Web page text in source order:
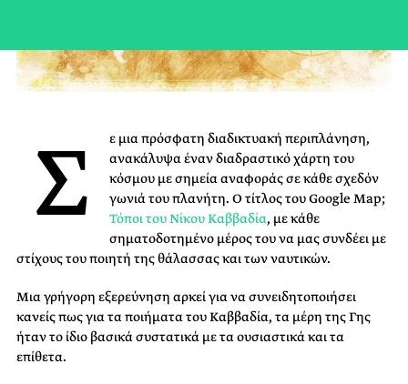
Σ
ε μια πρόσφατη διαδικτυακή περιπλάνηση,
ανακάλυψα έναν διαδραστικό χάρτη του
κόσμου με σημεία αναφοράς σε κάθε σχεδόν
γωνιά του πλανήτη. Ο τίτλος του Google Map;
Τόποι του Νίκου Καββαδία, με κάθε
σηματοδοτημένο μέρος του να μας συνδέει με
στίχους του ποιητή της θάλασσας και των ναυτικών.
Μια γρήγορη εξερεύνηση αρκεί για να συνειδητοποιήσει
κανείς πως για τα ποιήματα του Καββαδία, τα μέρη της Γης
ήταν το ίδιο βασικά συστατικά με τα ουσιαστικά και τα
επίθετα.